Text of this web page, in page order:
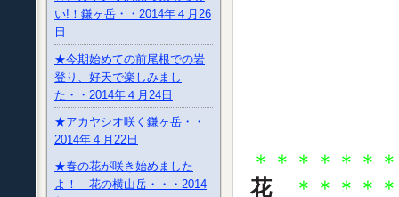
い!！鎌ヶ岳・・2014年４月26
日
★今期始めての前尾根での岩
登り、好天で楽しみまし
た・・2014年４月24日
★アカヤシオ咲く鎌ヶ岳・・
2014年４月22日
★春の花が咲き始めました
よ！ 花の横山岳・・・2014
＊＊＊＊＊＊
花
＊＊＊＊